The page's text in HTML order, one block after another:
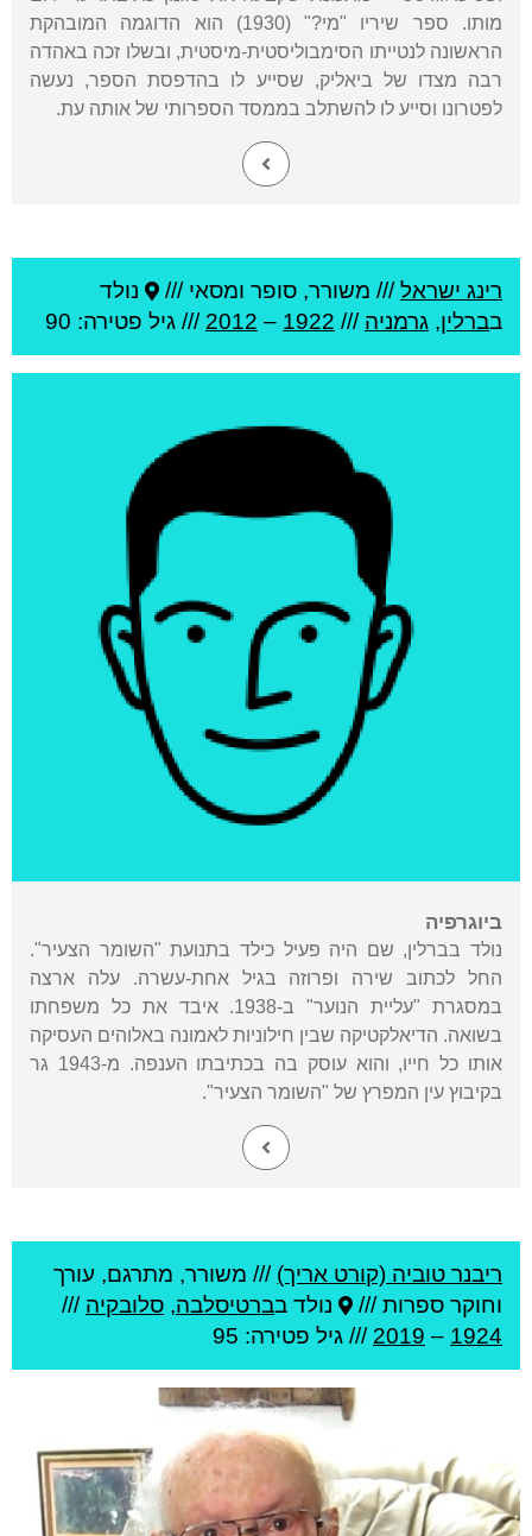
מותו. ספר שיריו "מי?" (1930) הוא הדוגמה המובהקת
הראשונה לנטייתו הסימבוליסטית-מיסטית, ובשלו זכה באהדה
רבה מצדו של ביאליק, שסייע לו בהדפסת הספר, נעשה
לפטרונו וסייע לו להשתלב בממסד הספרותי של אותה עת.
רינג ישראל/// משורר, סופר ומסאי ///
נולד
בברלין, גרמניה ///
1922
–
2012 /// גיל פטירה: 90
ביוגרפיה
נולד בברלין, שם היה פעיל כילד בתנועת "השומר הצעיר".
החל לכתוב שירה ופרוזה בגיל אחת-עשרה. עלה ארצה
במסגרת "עליית הנוער" ב-1938. איבד את כל משפחתו
בשואה. הדיאלקטיקה שבין חילוניות לאמונה באלוהים העסיקה
אותו כל חייו, והוא עוסק בה בכתיבתו הענפה. מ-1943 גר
בקיבוץ עין המפרץ של "השומר הצעיר".
ריבנר טוביה (קורט אריך) /// משורר, מתרגם, עורך
וחוקר ספרות ///
נולד בברטיסלבה, סלובקיה ///
1924
–
2019 /// גיל פטירה: 95